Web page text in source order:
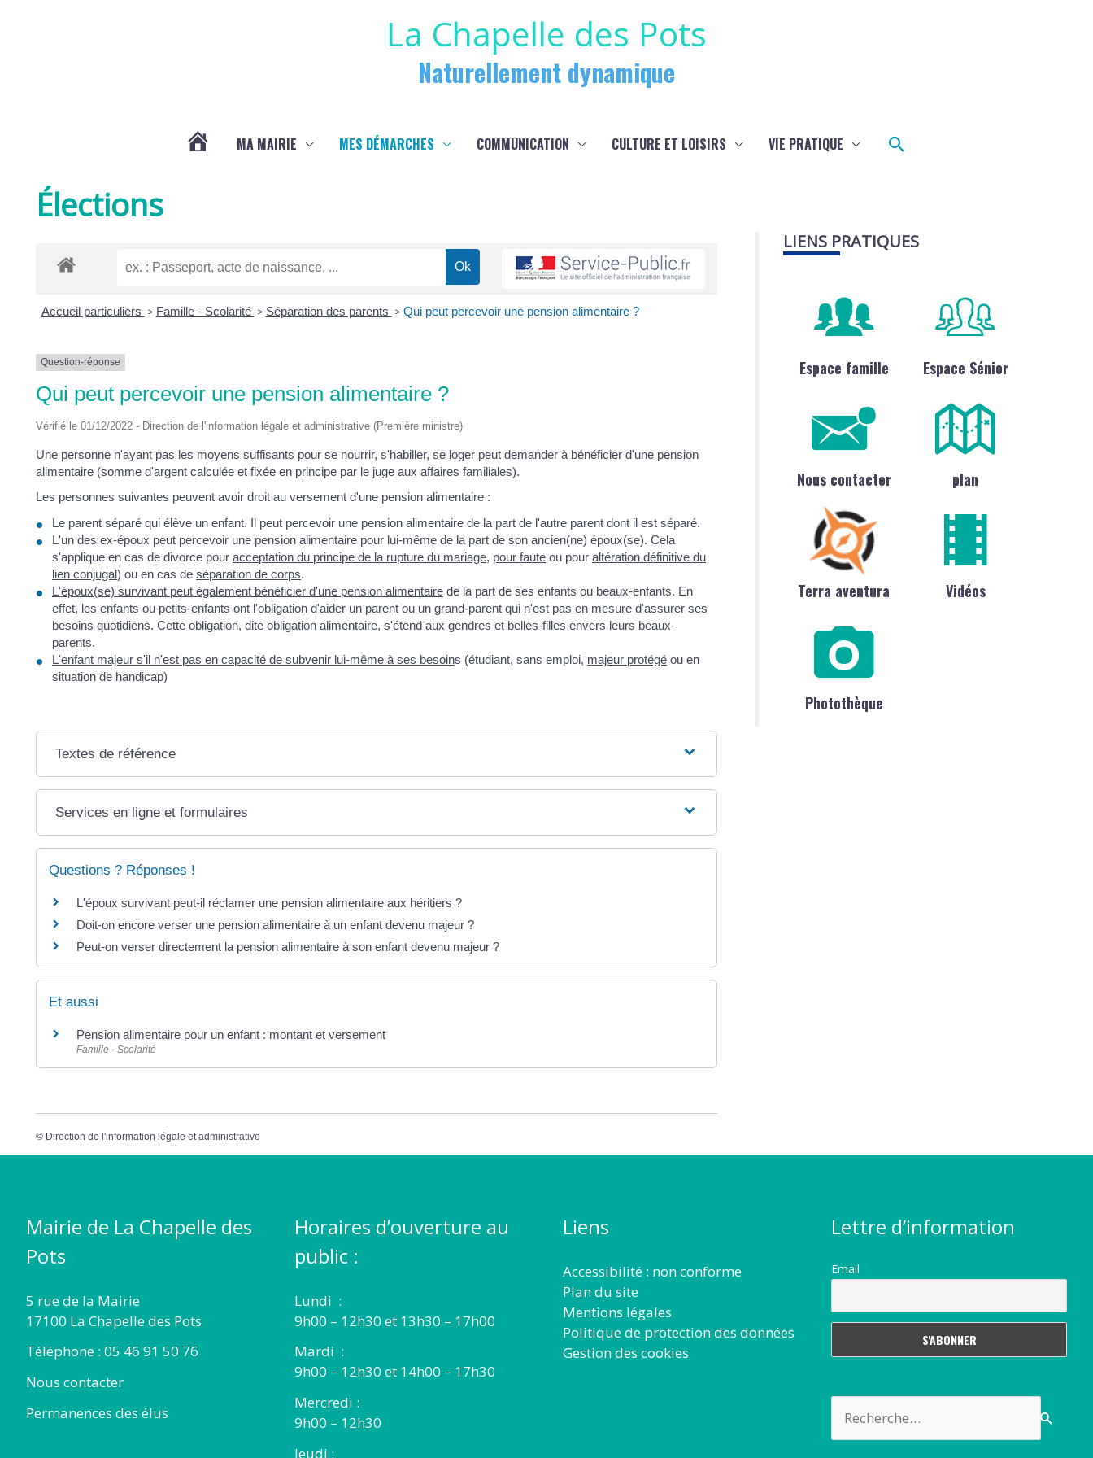
La Chapelle des Pots
Naturellement dynamique
LA
POTS
MA MAIRIE MES DÉMARCHES COMMUNICATION CULTURE ET LOISIRS VIE PRATIQUE Rechercher
Élections
Accueil particuliers > Famille - Scolarité > Séparation des parents > Qui peut percevoir une pension alimentaire ?
Question-réponse
Qui peut percevoir une pension alimentaire ?
Vérifié le 01/12/2022 - Direction de l'information légale et administrative (Première ministre)
Une personne n'ayant pas les moyens suffisants pour se nourrir, s'habiller, se loger peut demander à bénéficier d'une pension
alimentaire (somme d'argent calculée et fixée en principe par le juge aux affaires familiales).
Les personnes suivantes peuvent avoir droit au versement d'une pension alimentaire :
Le parent séparé qui élève un enfant. Il peut percevoir une pension alimentaire de la part de l'autre parent dont il est séparé.
L'un des ex-époux peut percevoir une pension alimentaire pour lui-même de la part de son ancien(ne) époux(se). Cela
s'applique en cas de divorce pour acceptation du principe de la rupture du mariage, pour faute ou pour altération définitive du
lien conjugal) ou en cas de séparation de corps.
L'époux(se) survivant peut également bénéficier d'une pension alimentaire de la part de ses enfants ou beaux-enfants. En
effet, les enfants ou petits-enfants ont l'obligation d'aider un parent ou un grand-parent qui n'est pas en mesure d'assurer ses
besoins quotidiens. Cette obligation, dite obligation alimentaire, s'étend aux gendres et belles-filles envers leurs beaux-
parents.
L'enfant majeur s'il n'est pas en capacité de subvenir lui-même à ses besoins (étudiant, sans emploi, majeur protégé ou en
situation de handicap)
Textes de référence
Services en ligne et formulaires
Questions ? Réponses !
L'époux survivant peut-il réclamer une pension alimentaire aux héritiers ?
Doit-on encore verser une pension alimentaire à un enfant devenu majeur ?
Peut-on verser directement la pension alimentaire à son enfant devenu majeur ?
Et aussi
Pension alimentaire pour un enfant : montant et versement
Famille - Scolarité
© Direction de l'information légale et administrative
LIENS PRATIQUES
Espace famille Espace Sénior
Nous contacter plan
Terra aventura Vidéos
Photothèque
Mairie de La Chapelle des
Pots
5 rue de la Mairie
17100 La Chapelle des Pots
Téléphone : 05 46 91 50 76
Nous contacter
Permanences des élus
Horaires d’ouverture au
public :
Lundi :
9h00 – 12h30 et 13h30 – 17h00
Mardi :
9h00 – 12h30 et 14h00 – 17h30
Mercredi :
9h00 – 12h30
Jeudi :
Liens
Accessibilité : non conforme
Plan du site
Mentions légales
Politique de protection des données
Gestion des cookies
Lettre d’information
Email